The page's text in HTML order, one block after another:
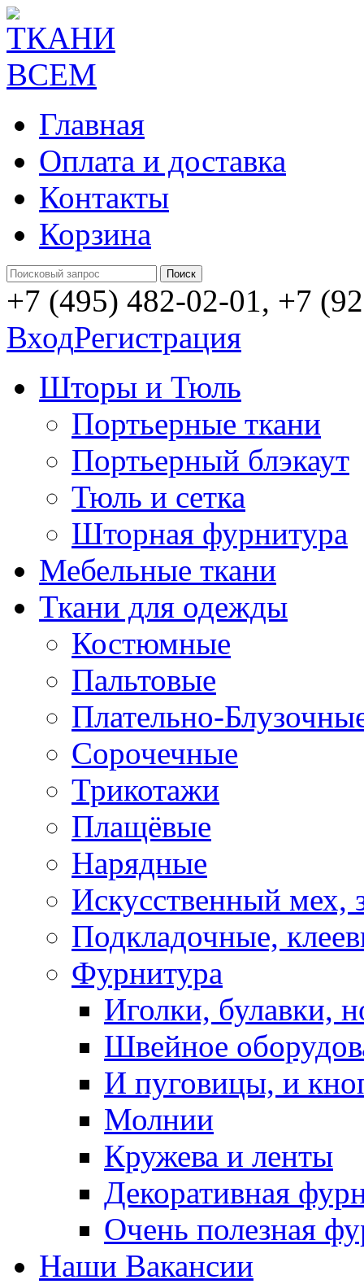
Главная
Оплата и доставка
Контакты
Корзина
+7 (495) 482-02-01, +7
ВходРегистрация
Шторы и Тюль
Портьерные ткани
Портьерный блэкаут
Тюль и сетка
Шторная фурнитура
Мебельные ткани
Ткани для одежды
Костюмные
Пальтовые
Плательно-
Сорочечные
Трикотажи
Плащёвые
Нарядные
Искусственный мех,
Подкладочные,
Фурнитура
Иголки, булавки,
Швейное
И пуговицы, и
Молнии
Кружева и ленты
Декоративная
Очень полезная
Наши Вакансии